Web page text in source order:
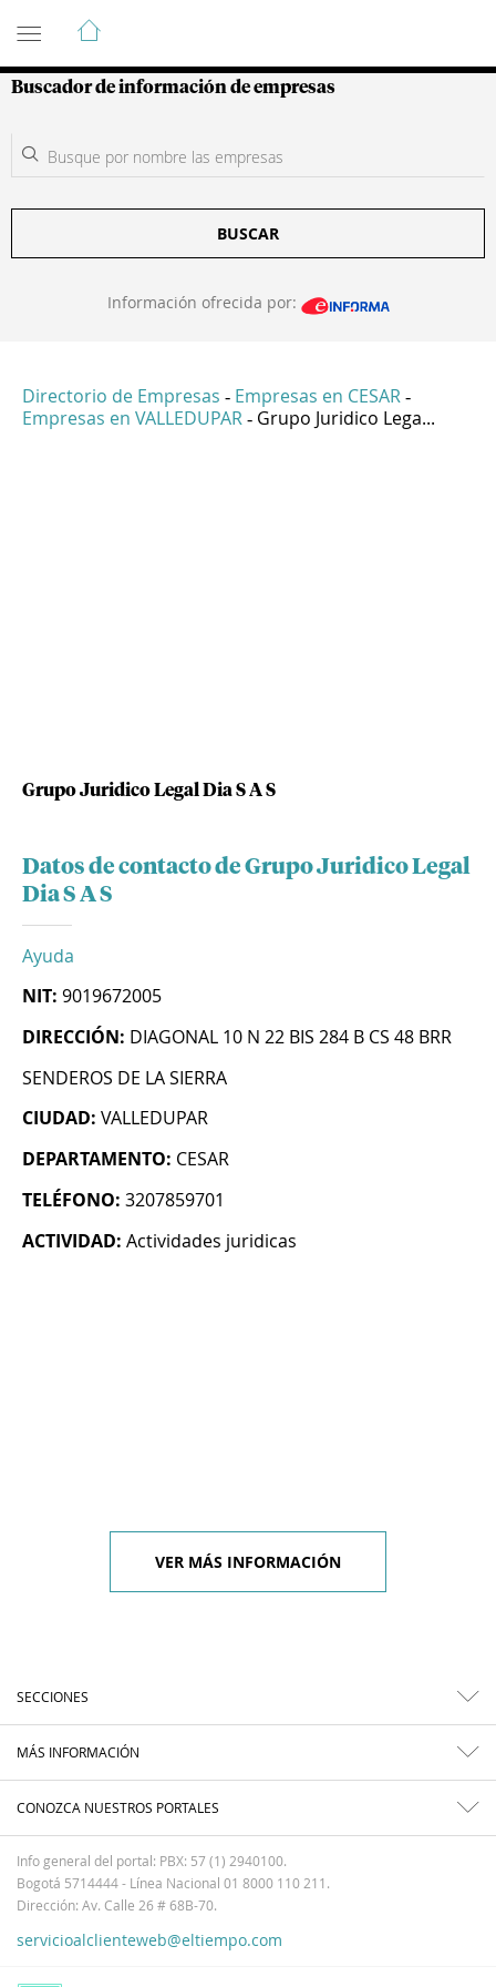
Guía de Empresas Colombianas
Buscador de información de empresas
BUSCAR
Información ofrecida por:
Directorio de Empresas - Empresas en CESAR -
Empresas en VALLEDUPAR - Grupo Juridico Lega...
Grupo Juridico Legal Dia S A S
Datos de contacto de Grupo Juridico Legal
Dia S A S
Ayuda
NIT: 9019672005
DIRECCIÓN: DIAGONAL 10 N 22 BIS 284 B CS 48 BRR
SENDEROS DE LA SIERRA
CIUDAD: VALLEDUPAR
DEPARTAMENTO: CESAR
TELÉFONO: 3207859701
ACTIVIDAD: Actividades juridicas
VER MÁS INFORMACIÓN
SECCIONES
MÁS INFORMACIÓN
CONOZCA NUESTROS PORTALES
Info general del portal: PBX: 57 (1) 2940100.
Bogotá 5714444 - Línea Nacional 01 8000 110 211.
Dirección: Av. Calle 26 # 68B-70.
servicioalclienteweb@eltiempo.com